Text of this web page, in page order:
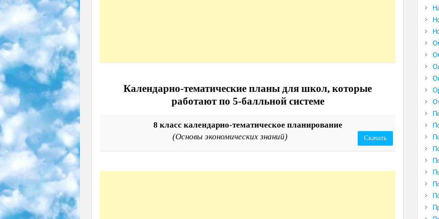
Календарно-тематические планы для школ, которые
работают по 5-балльной системе
8 класс календарно-тематическое планирование
(Основы экономических знаний)
Скачать